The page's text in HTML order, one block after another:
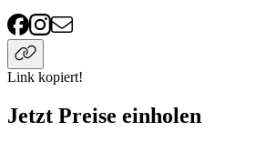
Link kopiert!
Jetzt Preise einholen